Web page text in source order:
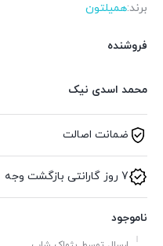
برند:همیلتون
فروشنده
محمد اسدی نیک
ضمانت اصالت
7 روز گارانتی بازگشت وجه
ناموجود